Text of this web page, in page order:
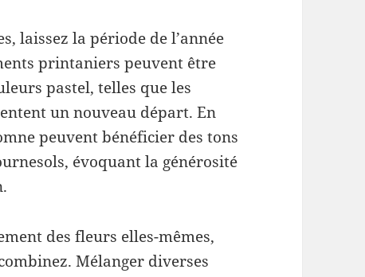
laissez la période de l’année
printaniers peuvent être
pastel, telles que les
un nouveau départ. En
peuvent bénéficier des tons
évoquant la générosité
des fleurs elles-mêmes,
Mélanger diverses